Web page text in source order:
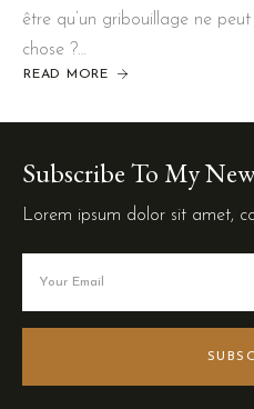
être qu’un gribouillage ne
chose ?…
READ MORE
Subscribe To My
Lorem ipsum dolor sit amet,